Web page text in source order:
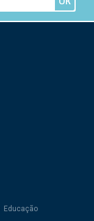
Educação